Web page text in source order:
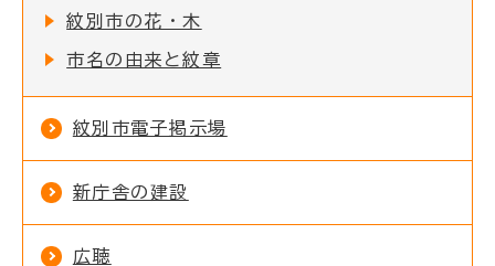
紋別市の花・木
市名の由来と紋章
紋別市電子掲示場
新庁舎の建設
広聴